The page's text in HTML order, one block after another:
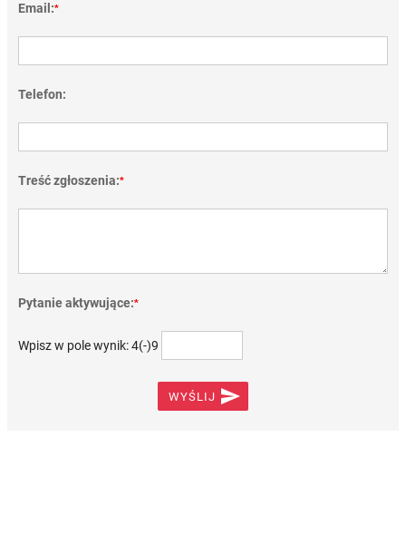
Email:*
Telefon:
Treść zgłoszenia:*
Pytanie aktywujące:*
Wpisz w pole wynik: 4(-)9
WYŚLIJ 